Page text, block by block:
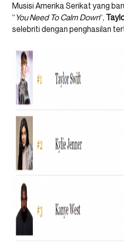
Musisi Amerika Serikat yang
“ You Need To Calm Down“,
selebriti dengan penghasilan